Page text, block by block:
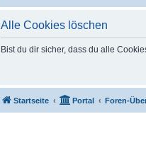
Alle Cookies löschen
Bist du dir sicher, dass du alle
Startseite Portal Foren-